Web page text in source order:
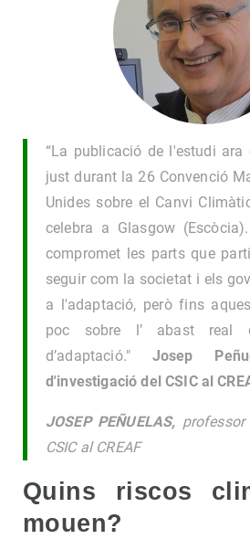
“La publicació de l'estudi
just durant la 26 Convenció
Unides sobre el Canvi
celebra a Glasgow
compromet les parts que
seguir com la societat i els
a l'adaptació, però fins
poc sobre l’ abast real
d’adaptació." Josep
d'investigació del CSIC al
JOSEP PEÑUELAS,
CSIC al CREAF
Quins riscos
mouen?